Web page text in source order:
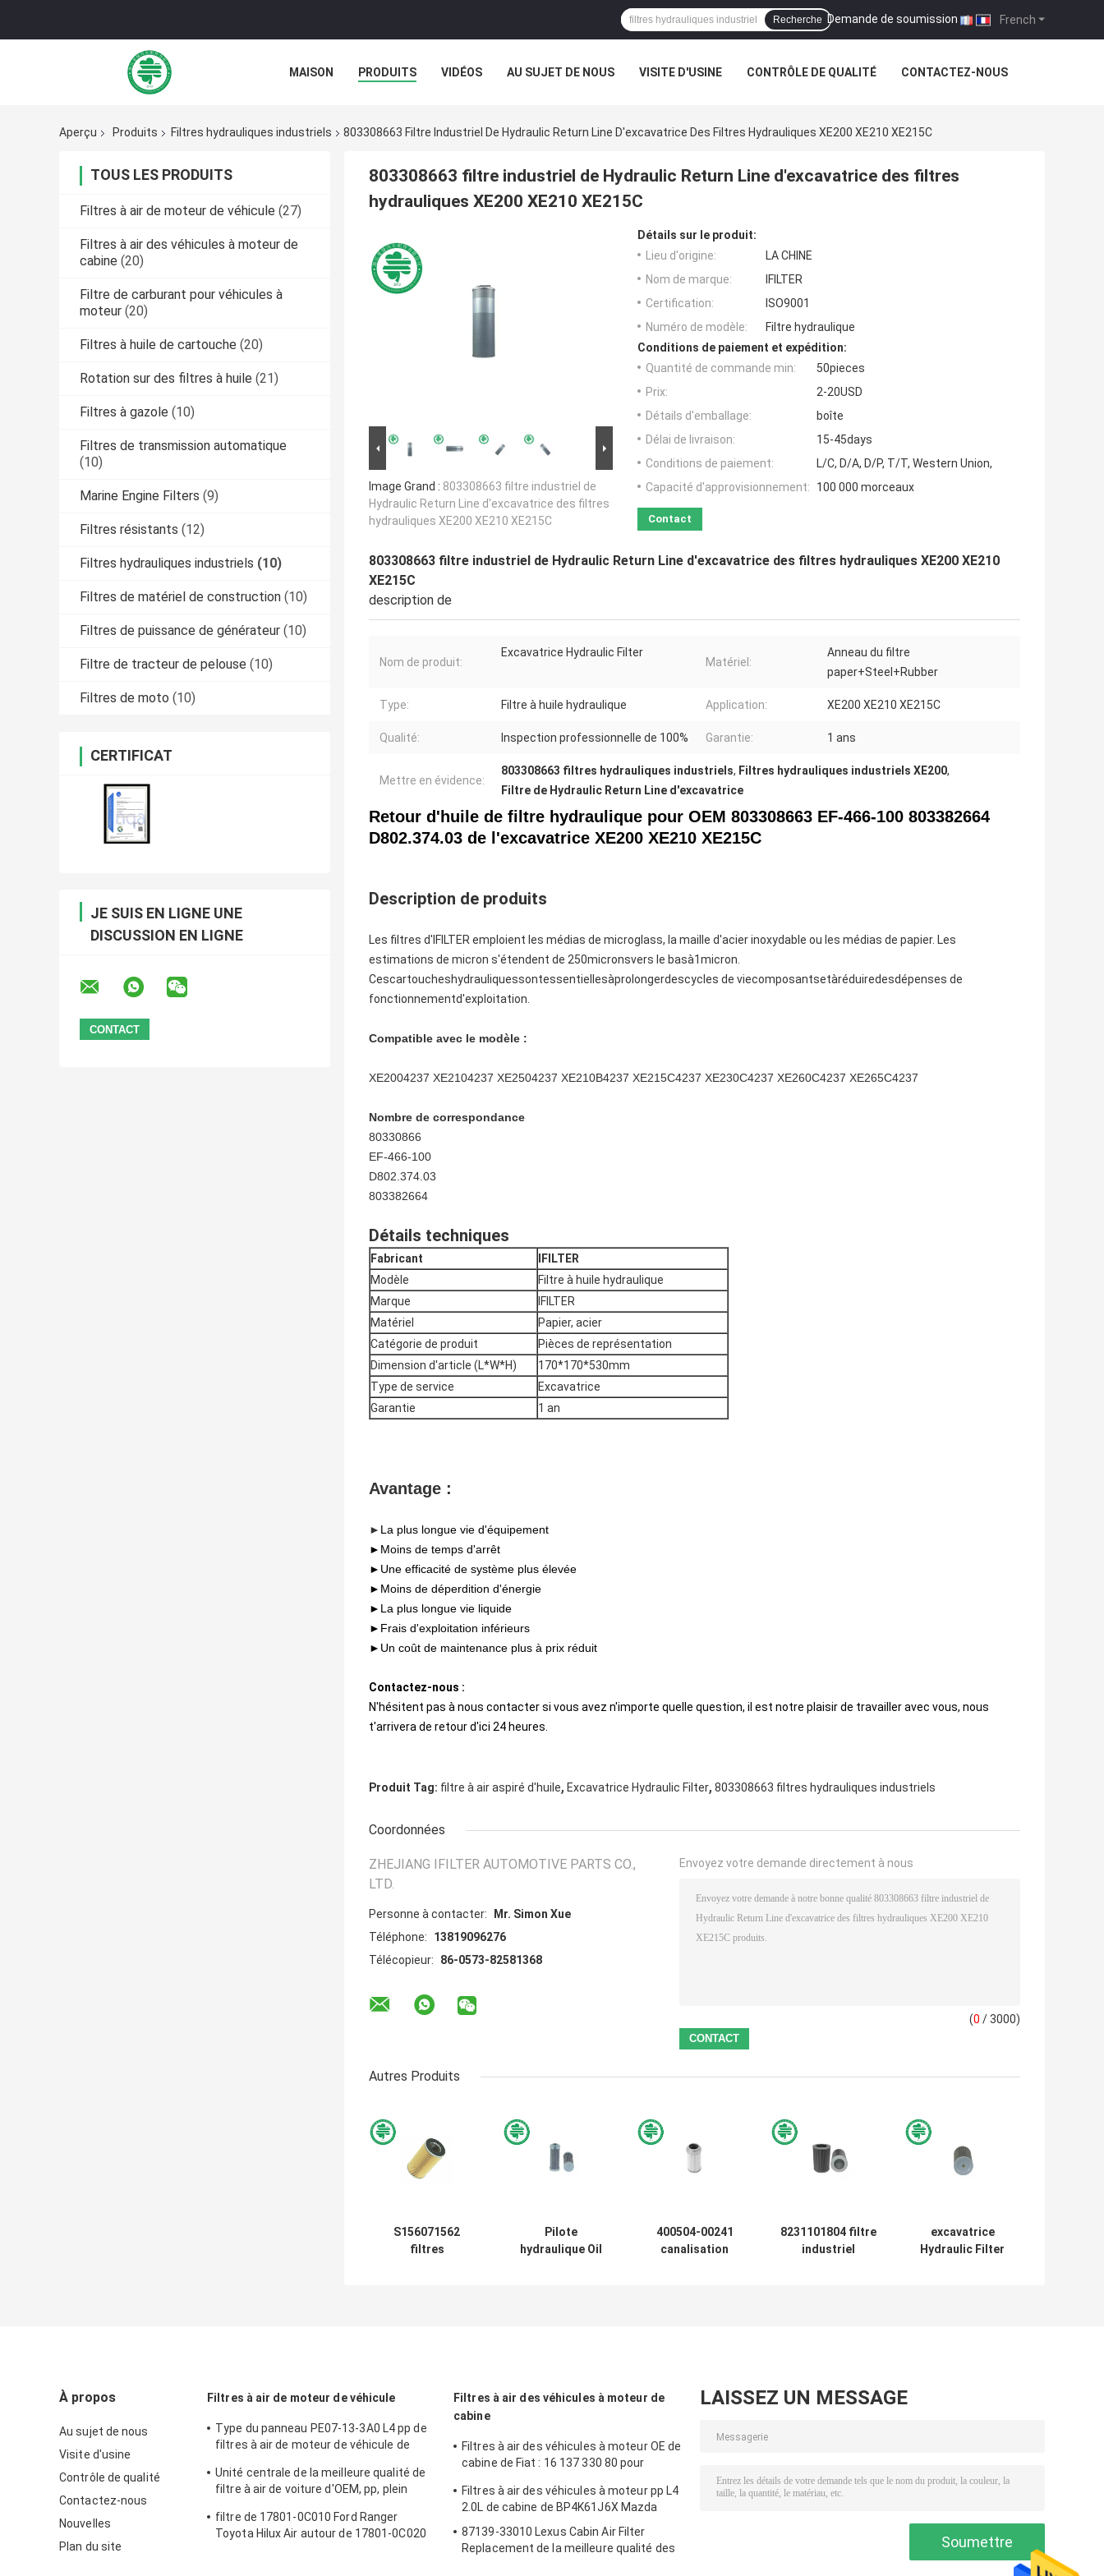
French
Demande de soumission |
Recherche
MAISON PRODUITS VIDÉOS AU SUJET DE NOUS VISITE D'USINE CONTRÔLE DE QUALITÉ CONTACTEZ-NOUS
Aperçu
Produits Filtres hydrauliques industriels 803308663 Filtre Industriel De Hydraulic Return Line D'excavatrice Des Filtres Hydrauliques XE200 XE210 XE215C
TOUS LES PRODUITS
Filtres à air de moteur de véhicule (27)
Filtres à air des véhicules à moteur de
cabine (20)
Filtre de carburant pour véhicules à
moteur (20)
Filtres à huile de cartouche (20)
Rotation sur des filtres à huile (21)
Filtres à gazole (10)
Filtres de transmission automatique
(10)
Marine Engine Filters (9)
Filtres résistants (12)
Filtres hydrauliques industriels (10)
Filtres de matériel de construction (10)
Filtres de puissance de générateur (10)
Filtre de tracteur de pelouse (10)
Filtres de moto (10)
CERTIFICAT
JE SUIS EN LIGNE UNE
DISCUSSION EN LIGNE
803308663 filtre industriel de Hydraulic Return Line d'excavatrice des filtres
hydrauliques XE200 XE210 XE215C
Image Grand : 803308663 filtre industriel de
Hydraulic Return Line d'excavatrice des filtres
hydrauliques XE200 XE210 XE215C
Détails sur le produit:
Lieu d'origine:
LA CHINE
Nom de marque:
IFILTER
Certification:
ISO9001
Numéro de modèle:
Filtre hydraulique
Conditions de paiement et expédition:
Quantité de commande min:
50pieces
Prix:
2-20USD
Détails d'emballage:
boîte
Délai de livraison:
15-45days
Conditions de paiement:
L/C, D/A, D/P, T/T, Western Union,
Capacité d'approvisionnement:
100 000 morceaux
Contact
803308663 filtre industriel de Hydraulic Return Line d'excavatrice des filtres hydrauliques XE200 XE210
XE215C
description de
Nom de produit:
Excavatrice Hydraulic Filter
Matériel:
Anneau du filtre
paper+Steel+Rubber
Type: Filtre à huile hydraulique Application: XE200 XE210 XE215C
Qualité: Inspection professionnelle de 100% Garantie: 1 ans
Mettre en évidence:
803308663 filtres hydrauliques industriels, Filtres hydrauliques industriels XE200,
Filtre de Hydraulic Return Line d'excavatrice
Retour d'huile de filtre hydraulique pour OEM 803308663 EF-466-100 803382664
D802.374.03 de l'excavatrice XE200 XE210 XE215C
Description de produits
Les filtres d'IFILTER emploient les médias de microglass, la maille d'acier inoxydable ou les médias de papier. Les
estimations de micron s'étendent de 250micronsvers le basà1micron.
Cescartoucheshydrauliquessontessentiellesàprolongerdescycles de viecomposantsetàréduiredesdépenses de
fonctionnementd'exploitation.
Compatible avec le modèle :
XE2004237 XE2104237 XE2504237 XE210B4237 XE215C4237 XE230C4237 XE260C4237 XE265C4237
Nombre de correspondance
80330866
EF-466-100
D802.374.03
803382664
Détails techniques
Fabricant
IFILTER
Modèle
Filtre à huile hydraulique
Marque
IFILTER
Matériel
Papier, acier
Catégorie de produit
Pièces de représentation
Dimension d'article (L*W*H)
170*170*530mm
Type de service
Excavatrice
Garantie
1 an
Avantage :
► La plus longue vie d'équipement
► Moins de temps d'arrêt
►Une efficacité de système plus élevée
► Moins de déperdition d'énergie
► La plus longue vie liquide
►Frais d'exploitation inférieurs
►Un coût de maintenance plus à prix réduit
Contactez-nous :
N'hésitent pas à nous contacter si vous avez n'importe quelle question, il est notre plaisir de travailler avec vous, nous
t'arrivera de retour d'ici 24 heures.
Produit Tag: filtre à air aspiré d'huile, Excavatrice Hydraulic Filter, 803308663 filtres hydrauliques industriels
Coordonnées
ZHEJIANG IFILTER AUTOMOTIVE PARTS CO.,
LTD.
Personne à contacter:
Mr. Simon Xue
Téléphone:
13819096276
Télécopieur:
86-0573-82581368
Envoyez votre demande directement à nous
(0 / 3000)
Autres Produits
S156071562
filtres
Pilote
hydraulique Oil
400504-00241
canalisation
8231101804 filtre
industriel
excavatrice
Hydraulic Filter
À propos
Au sujet de nous
Visite d'usine
Contrôle de qualité
Contactez-nous
Nouvelles
Plan du site
Filtres à air de moteur de véhicule
Type du panneau PE07-13-3A0 L4 pp de
filtres à air de moteur de véhicule de
Unité centrale de la meilleure qualité de
filtre à air de voiture d'OEM, pp, plein
filtre de 17801-0C010 Ford Ranger
Toyota Hilux Air autour de 17801-0C020
Filtres à air des véhicules à moteur de
cabine
Filtres à air des véhicules à moteur OE de
cabine de Fiat : 16 137 330 80 pour
Filtres à air des véhicules à moteur pp L4
2.0L de cabine de BP4K61J6X Mazda
87139-33010 Lexus Cabin Air Filter
Replacement de la meilleure qualité des
LAISSEZ UN MESSAGE